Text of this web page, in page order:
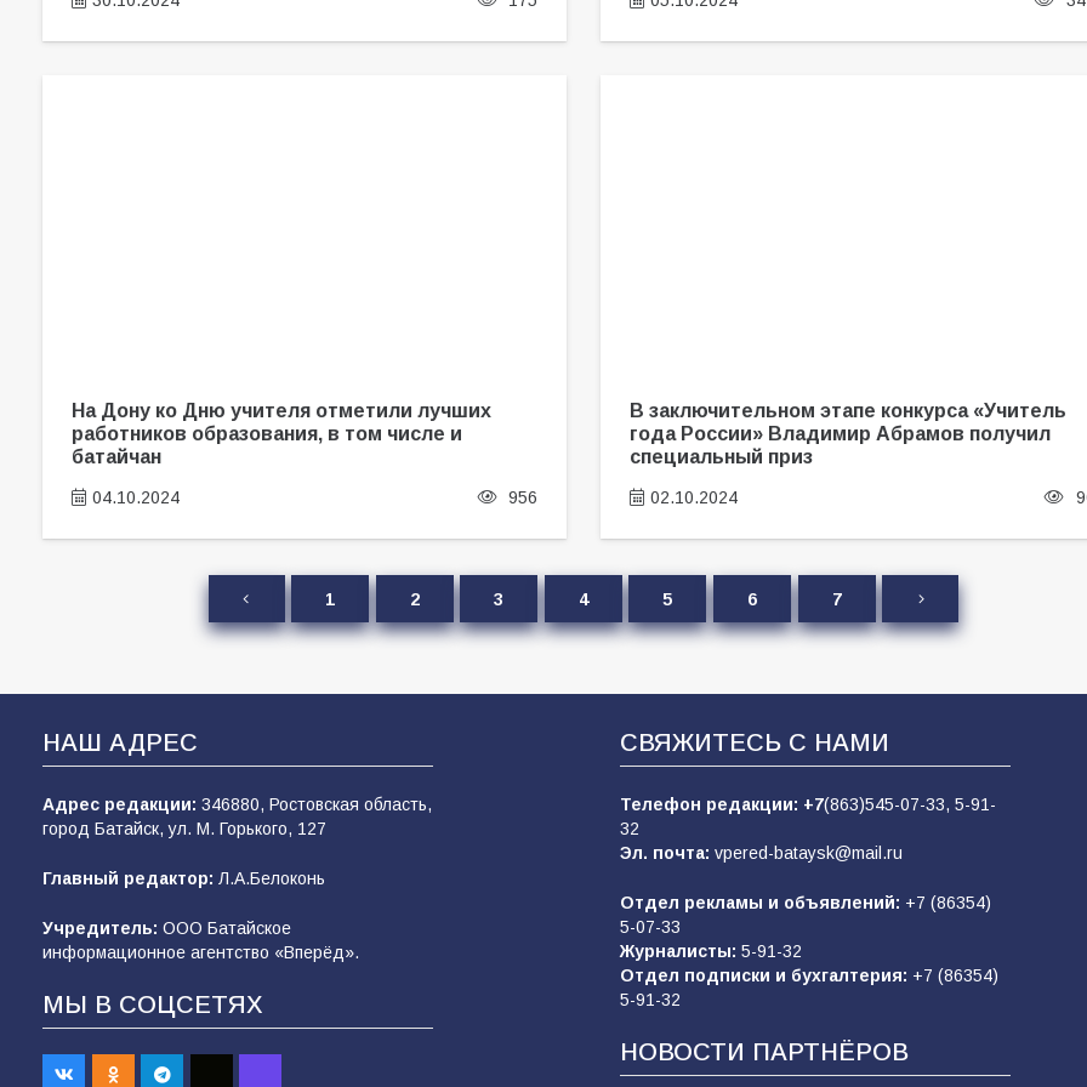
На Дону ко Дню учителя отметили лучших
работников образования, в том числе и
батайчан
04.10.2024 956
В заключительном этапе конкурса «Учитель
года России» Владимир Абрамов получил
специальный приз
02.10.2024
1 2 3 4 5 6 7
НАШ АДРЕС
Адрес редакции: 346880, Ростовская область,
город Батайск, ул. М. Горького, 127
Главный редактор: Л.А.Белоконь
Учредитель: ООО Батайское
информационное агентство «Вперёд».
МЫ В СОЦСЕТЯХ
СВЯЖИТЕСЬ С НАМИ
Телефон редакции: +7(863)545-07-33, 5-91-
32
Эл. почта: vpered-bataysk@mail.ru
Отдел рекламы и объявлений: +7 (86354)
5-07-33
Журналисты: 5-91-32
Отдел подписки и бухгалтерия: +7 (86354)
5-91-32
НОВОСТИ ПАРТНЁРОВ